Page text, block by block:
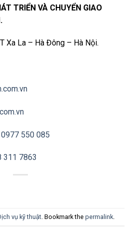
TRIỂN VÀ CHUYỂN GIAO
Xa La – Hà Đông – Hà Nội.
550 085
311 7863
vụ kỹ thuật . Bookmark the permalink